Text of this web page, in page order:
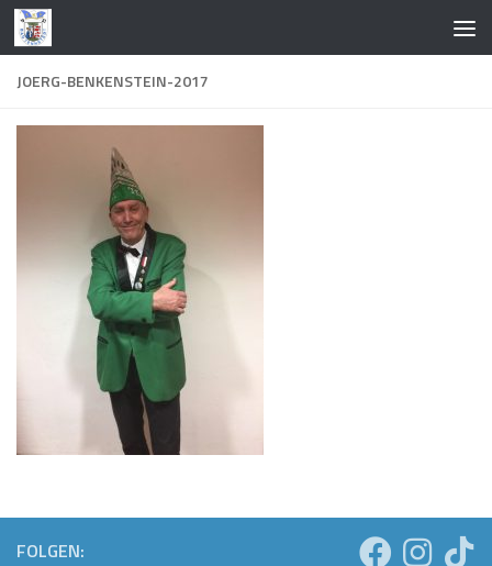
Zum Inhalt springen
JOERG-BENKENSTEIN-2017
FOLGEN: